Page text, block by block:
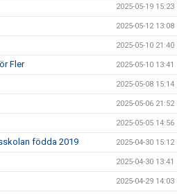
2025-05-19 15:23
2025-05-12 13:08
2025-05-10 21:40
Fler 2025-05-10 13:41
2025-05-08 15:14
2025-05-06 21:52
2025-05-05 14:56
födda 2019 2025-04-30 15:12
2025-04-30 13:41
2025-04-29 14:03